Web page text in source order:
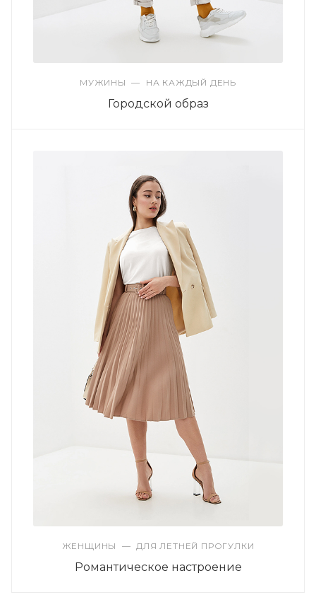
МУЖИНЫ— НА КАЖДЫЙ ДЕНЬ
Городской образ
ЖЕНЩИНЫ — ДЛЯ ЛЕТНЕЙ ПРОГУЛКИ
Романтическое настроение